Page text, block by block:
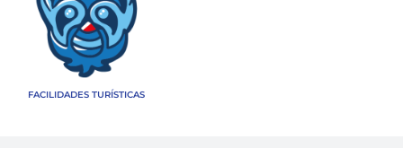
FACILIDADES TURÍSTICAS